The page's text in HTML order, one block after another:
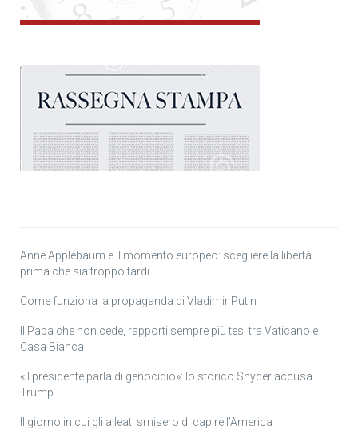
Anne Applebaum e il momento europeo: scegliere la libertà
prima che sia troppo tardi
Come funziona la propaganda di Vladimir Putin
Il Papa che non cede, rapporti sempre più tesi tra Vaticano e
Casa Bianca
«Il presidente parla di genocidio»: lo storico Snyder accusa
Trump
Il giorno in cui gli alleati smisero di capire l’America